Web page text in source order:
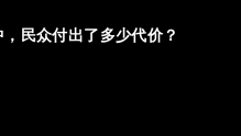
民众付出了多少代价？